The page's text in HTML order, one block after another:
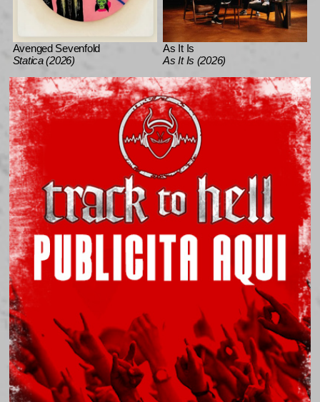
Avenged Sevenfold
Statica (2026)
As It Is
As It Is (2026)